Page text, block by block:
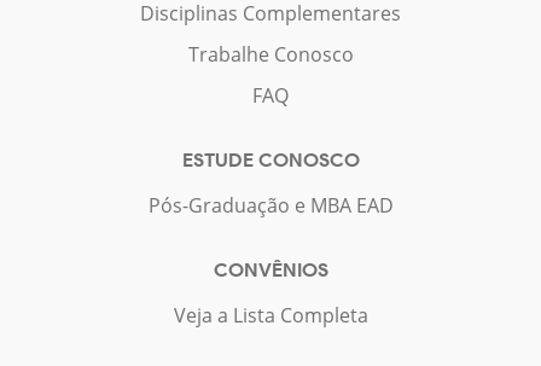
Disciplinas Complementares
Trabalhe Conosco
FAQ
ESTUDE CONOSCO
Pós-Graduação e MBA EAD
CONVÊNIOS
Veja a Lista Completa